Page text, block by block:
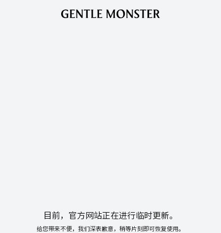
目前，官方网站正在进行临时更新。
给您带来不便，我们深表歉意，稍等片刻即可恢复使用。